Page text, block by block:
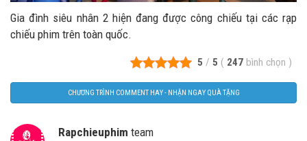
Gia đình siêu nhân 2 hiện đang được công chiếu tại các rạp
chiếu phim trên toàn quốc.
5 / 5 ( 247 bình chọn )
CHƯƠNG TRÌNH COMMENT HAY - NHẬN NGAY QUÀ TẶNG
Rapchieuphim team